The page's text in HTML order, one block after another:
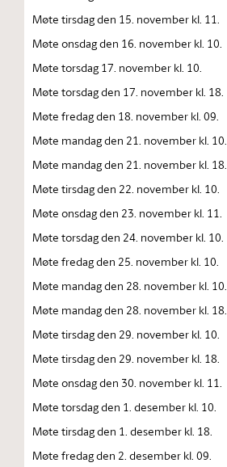
Møte tirsdag den 15. november kl. 11.
Møte onsdag den 16. november kl. 10.
Møte torsdag 17. november kl. 10.
Møte torsdag den 17. november kl. 18.
Møte fredag den 18. november kl. 09.
Møte mandag den 21. november kl. 10.
Møte mandag den 21. november kl. 18.
Møte tirsdag den 22. november kl. 10.
Møte onsdag den 23. november kl. 11.
Møte torsdag den 24. november kl. 10.
Møte fredag den 25. november kl. 10.
Møte mandag den 28. november kl. 10.
Møte mandag den 28. november kl. 18.
Møte tirsdag den 29. november kl. 10.
Møte tirsdag den 29. november kl. 18.
Møte onsdag den 30. november kl. 11.
Møte torsdag den 1. desember kl. 10.
Møte tirsdag den 1. desember kl. 18.
Møte fredag den 2. desember kl. 09.